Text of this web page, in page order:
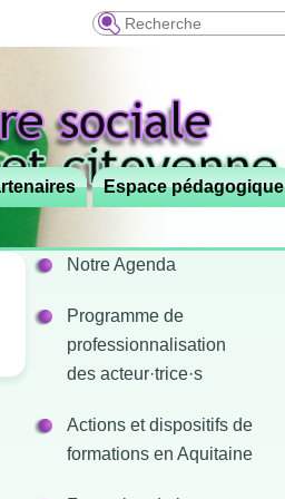
Recherche
Espace pédagogique
Notre Agenda
Programme de
professionnalisation
des acteur·trice·s
Actions et dispositifs de
formations en Aquitaine